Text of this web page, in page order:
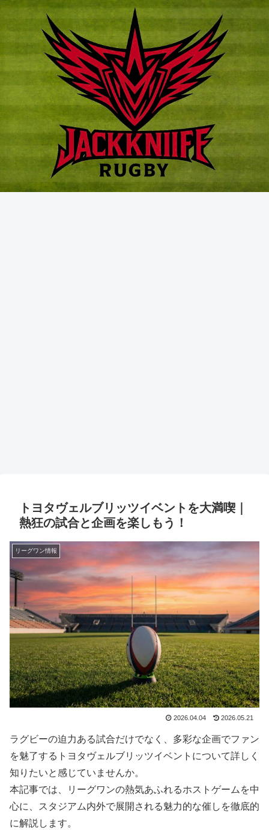
トヨタヴェルブリッツイベントを大満喫｜
熱狂の試合と企画を楽しもう！
リーグワン情報
2026.04.04 2026.05.21
ラグビーの迫力ある試合だけでなく、多彩な企画でファン
を魅了するトヨタヴェルブリッツイベントについて詳しく
知りたいと感じていませんか。
本記事では、リーグワンの熱気あふれるホストゲームを中
心に、スタジアム内外で展開される魅力的な催しを徹底的
に解説します。